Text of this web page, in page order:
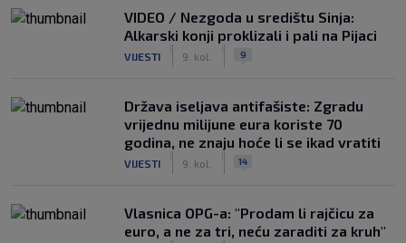
VIDEO / Nezgoda u središtu Sinja:
Alkarski konji proklizali i pali na Pijaci
VIJESTI 9. kol. 9
Država iseljava antifašiste: Zgradu
vrijednu milijune eura koriste 70
godina, ne znaju hoće li se ikad vratiti
VIJESTI 9. kol. 14
Vlasnica OPG-a: "Prodam li rajčicu za
euro, a ne za tri, neću zaraditi za kruh"